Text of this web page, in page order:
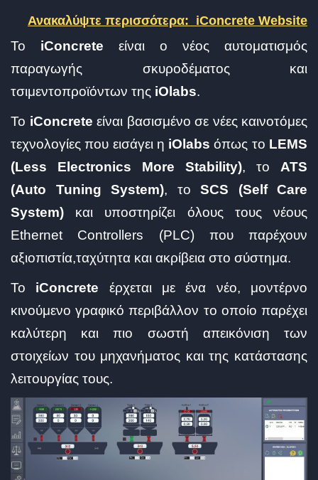
Ανακαλύψτε περισσότερα: iConcrete Website
Το iConcrete είναι ο νέος αυτοματισμός
παραγωγής σκυροδέματος και
τσιμεντοπροϊόντων της iOlabs.
Το iConcrete είναι βασισμένο σε νέες καινοτόμες
τεχνολογίες που εισάγει η iOlabs όπως το LEMS
(Less Electronics More Stability), το ATS
(Auto Tuning System), το SCS (Self Care
System) και υποστηρίζει όλους τους νέους
Ethernet Controllers (PLC) που παρέχουν
αξιοπιστία,ταχύτητα και ακρίβεια στο σύστημα.
Το iConcrete έρχεται με ένα νέο, μοντέρνο
κινούμενο γραφικό περιβάλλον το οποίο παρέχει
καλύτερη και πιο σωστή απεικόνιση των
στοιχείων του μηχανήματος και της κατάστασης
λειτουργίας τους.